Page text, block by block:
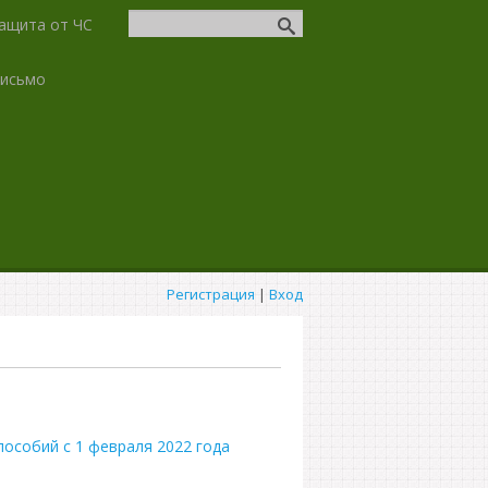
от ЧС
Регистрация | Вход
с 1 февраля 2022 года